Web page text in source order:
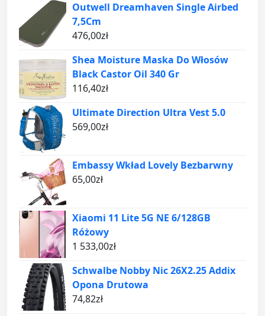
Outwell Dreamhaven Single Airbed
7,5Cm
476,00zł
Shea Moisture Maska Do Włosów
Black Castor Oil 340 Gr
116,40zł
Ultimate Direction Ultra Vest 5.0
569,00zł
Embassy Wkład Lovely Bezbarwny
65,00zł
Xiaomi 11 Lite 5G NE 6/128GB
Różowy
1 533,00zł
Schwalbe Nobby Nic 26X2.25 Addix
Opona Drutowa
74,82zł